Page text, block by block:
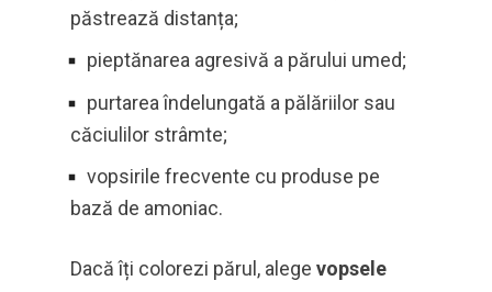
păstrează distanța;
pieptănarea agresivă a părului umed;
purtarea îndelungată a pălăriilor sau
căciulilor strâmte;
vopsirile frecvente cu produse pe
bază de amoniac.
Dacă îți colorezi părul, alege vopsele